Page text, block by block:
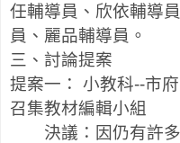
任輔導員、欣依輔導
員、麗品輔導員。
三、討論提案
提案一：
小教科--市
召集教材編輯小組
決議：因仍有許多